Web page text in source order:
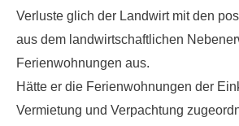
Verluste glich der Landwirt mit den
aus dem landwirtschaftlichen
Ferienwohnungen aus.
Hätte er die Ferienwohnungen der
Vermietung und Verpachtung